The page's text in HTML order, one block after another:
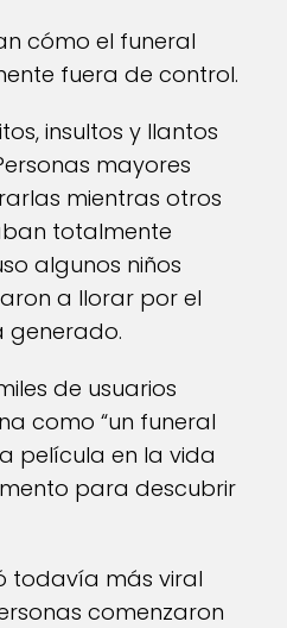
cómo el funeral
fuera de control.
insultos y llantos
mayores
mientras otros
totalmente
algunos niños
a llorar por el
generado.
de usuarios
como “un funeral
película en la vida
para descubrir
todavía más viral
comenzaron